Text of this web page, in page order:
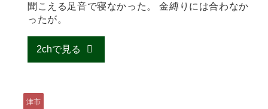
聞こえる足音で寝なかった。 金縛りには合わなか
ったが。
2chで見る
津市